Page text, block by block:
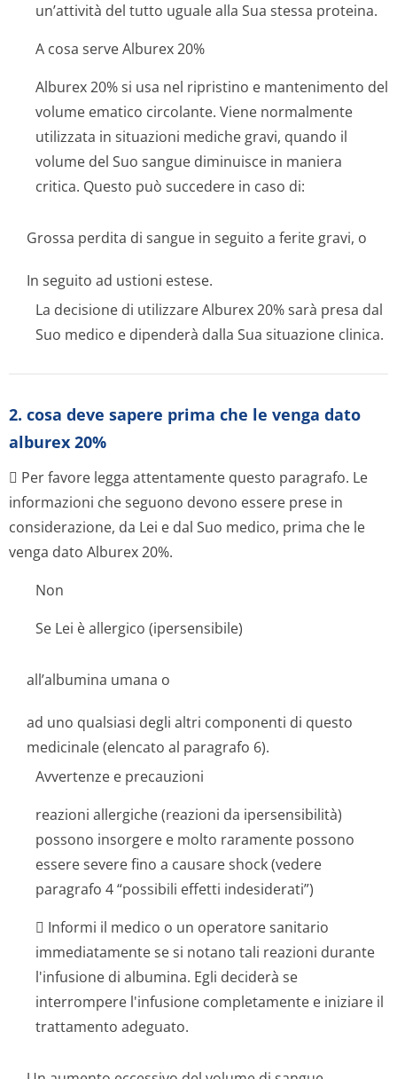
un’attività del tutto uguale alla Sua stessa proteina.
A cosa serve Alburex 20%
Alburex 20% si usa nel ripristino e mantenimento del
volume ematico circolante. Viene normalmente
utilizzata in situazioni mediche gravi, quando il
volume del Suo sangue diminuisce in maniera
critica. Questo può succedere in caso di:
Grossa perdita di sangue in seguito a ferite gravi, o
In seguito ad ustioni estese.
La decisione di utilizzare Alburex 20% sarà presa dal
Suo medico e dipenderà dalla Sua situazione clinica.
2. cosa deve sapere prima che le venga dato
alburex 20%
 Per favore legga attentamente questo paragrafo. Le
informazioni che seguono devono essere prese in
considerazione, da Lei e dal Suo medico, prima che le
venga dato Alburex 20%.
Non
Se Lei è allergico (ipersensibile)
all’albumina umana o
ad uno qualsiasi degli altri componenti di questo
medicinale (elencato al paragrafo 6).
Avvertenze e precauzioni
reazioni allergiche (reazioni da ipersensibilità)
possono insorgere e molto raramente possono
essere severe fino a causare shock (vedere
paragrafo 4 “possibili effetti indesiderati”)
 Informi il medico o un operatore sanitario
immediatamente se si notano tali reazioni durante
l'infusione di albumina. Egli deciderà se
interrompere l'infusione completamente e iniziare il
trattamento adeguato.